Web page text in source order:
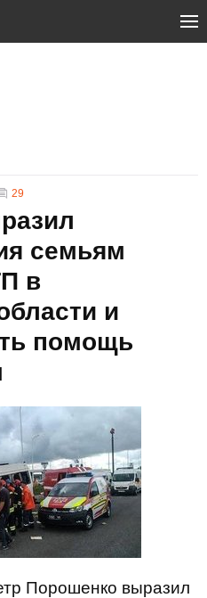
29
семьям
в
и
помощь
Порошенко выразил